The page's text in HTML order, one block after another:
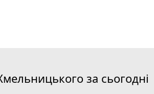
за сьогодні